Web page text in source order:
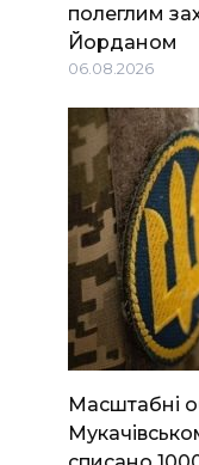
полеглим
Йорданом
06.08.2026
Масштабні